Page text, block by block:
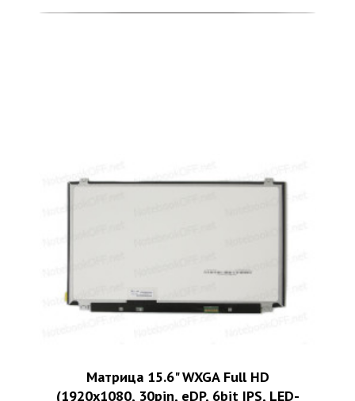
Матрица 15.6" WXGA Full HD
(1920x1080, 30pin, eDP, 6bit IPS, LED-